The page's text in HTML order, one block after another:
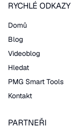
RYCHLÉ ODKAZY
Domů
Blog
Videoblog
Hledat
PMG Smart Tools
Kontakt
PARTNEŘI